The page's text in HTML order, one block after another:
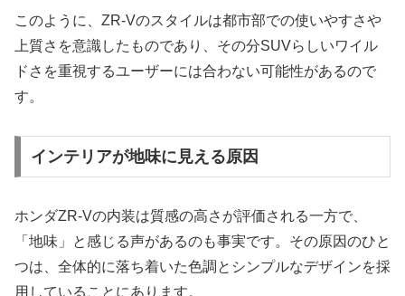
このように、ZR-Vのスタイルは都市部での使いやすさや
上質さを意識したものであり、その分SUVらしいワイル
ドさを重視するユーザーには合わない可能性があるので
す。
インテリアが地味に見える原因
ホンダZR-Vの内装は質感の高さが評価される一方で、
「地味」と感じる声があるのも事実です。その原因のひと
つは、全体的に落ち着いた色調とシンプルなデザインを採
用していることにあります。